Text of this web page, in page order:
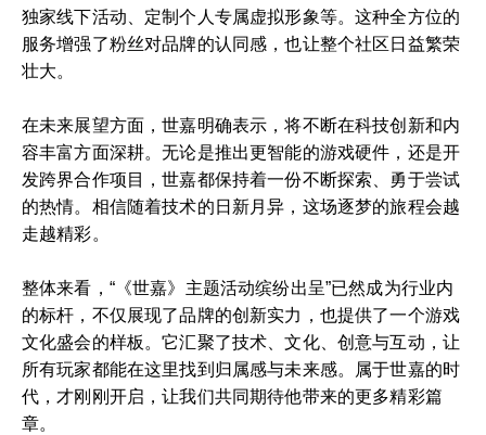
独家线下活动、定制个人专属虚拟形象等。这种全方位的
服务增强了粉丝对品牌的认同感，也让整个社区日益繁荣
壮大。
在未来展望方面，世嘉明确表示，将不断在科技创新和内
容丰富方面深耕。无论是推出更智能的游戏硬件，还是开
发跨界合作项目，世嘉都保持着一份不断探索、勇于尝试
的热情。相信随着技术的日新月异，这场逐梦的旅程会越
走越精彩。
整体来看，“《世嘉》主题活动缤纷出呈”已然成为行业内
的标杆，不仅展现了品牌的创新实力，也提供了一个游戏
文化盛会的样板。它汇聚了技术、文化、创意与互动，让
所有玩家都能在这里找到归属感与未来感。属于世嘉的时
代，才刚刚开启，让我们共同期待他带来的更多精彩篇
章。